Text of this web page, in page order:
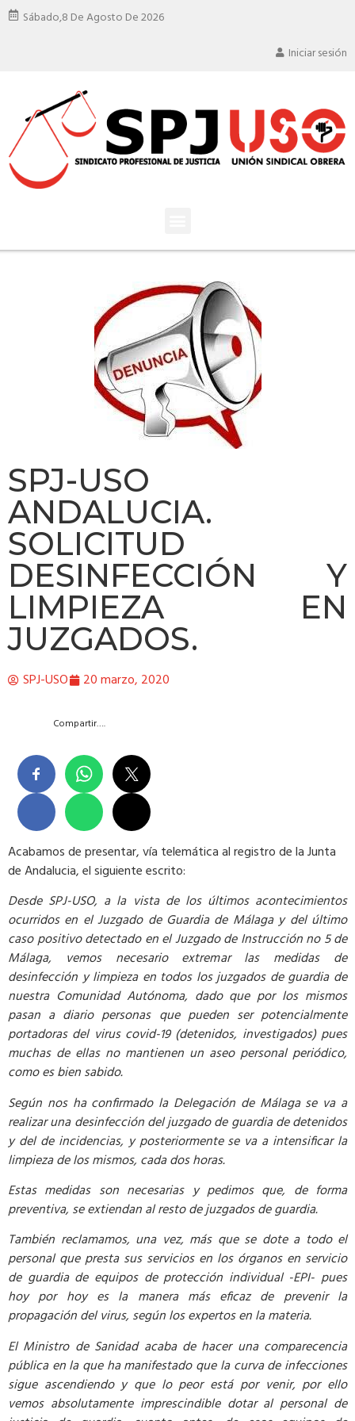
Sábado,8 De Agosto De 2026
Iniciar sesión
SPJ-USO
ANDALUCIA.
SOLICITUD
DESINFECCIÓN Y
LIMPIEZA EN
JUZGADOS.
SPJ-USO 20 marzo, 2020
Compartir….
Acabamos de presentar, vía telemática al registro de la Junta
de Andalucia, el siguiente escrito:
Desde SPJ-USO, a la vista de los últimos acontecimientos
ocurridos en el Juzgado de Guardia de Málaga y del último
caso positivo detectado en el Juzgado de Instrucción no 5 de
Málaga, vemos necesario extremar las medidas de
desinfección y limpieza en todos los juzgados de guardia de
nuestra Comunidad Autónoma, dado que por los mismos
pasan a diario personas que pueden ser potencialmente
portadoras del virus covid-19 (detenidos, investigados) pues
muchas de ellas no mantienen un aseo personal periódico,
como es bien sabido.
Según nos ha confirmado la Delegación de Málaga se va a
realizar una desinfección del juzgado de guardia de detenidos
y del de incidencias, y posteriormente se va a intensificar la
limpieza de los mismos, cada dos horas.
Estas medidas son necesarias y pedimos que, de forma
preventiva, se extiendan al resto de juzgados de guardia.
También reclamamos, una vez, más que se dote a todo el
personal que presta sus servicios en los órganos en servicio
de guardia de equipos de protección individual -EPI- pues
hoy por hoy es la manera más eficaz de prevenir la
propagación del virus, según los expertos en la materia.
El Ministro de Sanidad acaba de hacer una comparecencia
pública en la que ha manifestado que la curva de infecciones
sigue ascendiendo y que lo peor está por venir, por ello
vemos absolutamente imprescindible dotar al personal de